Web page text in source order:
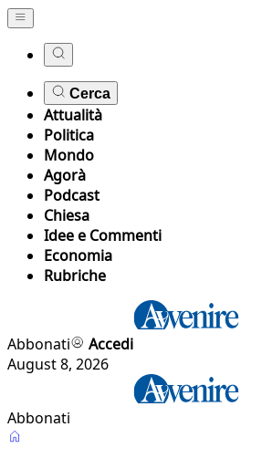
Cerca
Attualità
Politica
Mondo
Agorà
Podcast
Chiesa
Idee e Commenti
Economia
Rubriche
Abbonati
Accedi
August 8, 2026
Abbonati